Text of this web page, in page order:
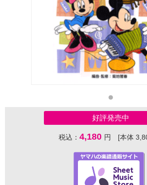
好評発売中
税込： 4,180 円 [本体